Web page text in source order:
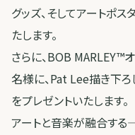
グッズ、そしてアートポ
たします。
さらに、BOB MARLEY™
名様に、Pat Lee描き下ろ
をプレゼントいたします。
アートと音楽が融合す